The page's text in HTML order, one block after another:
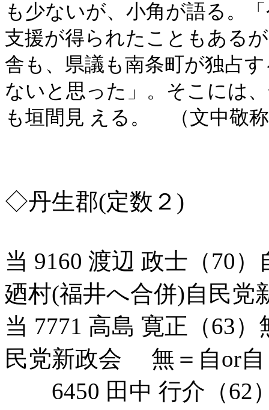
も少ないが、小角が語る。
支援が得られたこともある
舎も、県議も南条町が独占
ないと思った」。そこには
も垣間見 える。 （文中敬
◇丹生郡(定数２)
当 9160 渡辺 政士（70
廼村(福井へ合併)自民
当 7771 高島 寛正（63
民党新政会 無＝自or自
6450 田中 行介（62